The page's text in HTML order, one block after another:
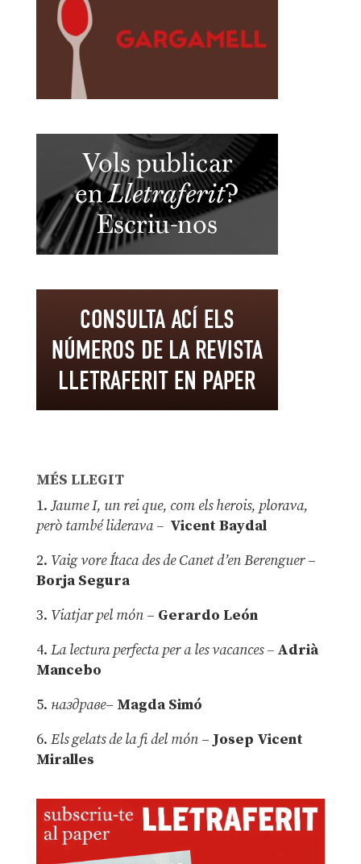
MÉS LLEGIT
1.Jaume I, un rei que, com els herois, plorava,
però també liderava – Vicent Baydal
2. Vaig vore Ítaca des de Canet d’en Berenguer–
Borja Segura
3. Viatjar pel món – Gerardo León
4. La lectura perfecta per a les vacances –Adrià
Mancebo
5. наздраве– Magda Simó
6. Els gelats de la fi del món – Josep Vicent
Miralles